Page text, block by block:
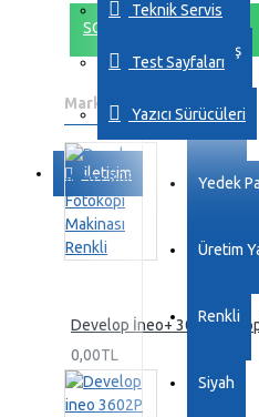
Kartuş
Drum
Yedek
Üretim
Renkli
Siyah
Teknik Servis
Test Sayfaları
Yazıcı Sürücüleri
iletişim
SORU SOR
Markada Daha Fazla Ürün
Develop İneo+ 308
0,00TL